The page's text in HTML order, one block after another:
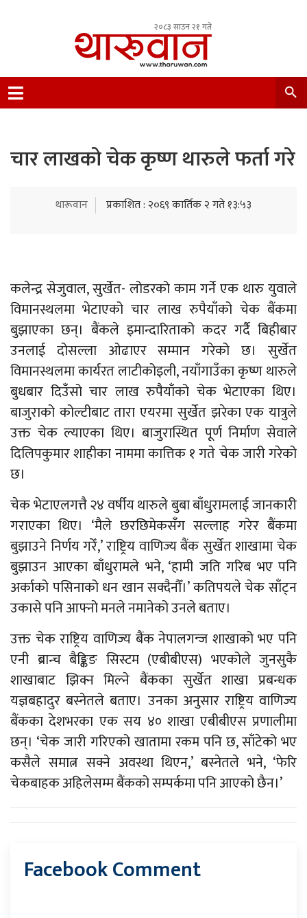
२०८३ साउन २१ गते
Nepal.
चार लाखको चेक कृष्ण थारुले फर्ता गरे
थारूवान प्रकाशित : २०६९ कार्तिक २ गते १३:५३
कलेन्द्र सेजुवाल, सुर्खेत- लोडरको काम गर्ने एक थारु युवाले
विमानस्थलमा भेटाएको चार लाख रुपैयाँको चेक बैंकमा
बुझाएका छन्। बैंकले इमान्दारिताको कदर गर्दै बिहीबार
उनलाई दोसल्ला ओढाएर सम्मान गरेको छ। सुर्खेत
विमानस्थलमा कार्यरत लाटीकोइली, नयाँगाउँका कृष्ण थारुले
बुधबार दिउँसो चार लाख रुपैयाँको चेक भेटाएका थिए।
बाजुराको कोल्टीबाट तारा एयरमा सुर्खेत झरेका एक यात्रुले
उक्त चेक ल्याएका थिए। बाजुरास्थित पूर्ण निर्माण सेवाले
दिलिपकुमार शाहीका नाममा कात्तिक १ गते चेक जारी गरेको
छ।
चेक भेटाएलगत्तै २४ वर्षीय थारुले बुबा बाँधुरामलाई जानकारी
गराएका थिए। ‘मैले छरछिमेकसँग सल्लाह गरेर बैंकमा
बुझाउने निर्णय गरेँ,’ राष्ट्रिय वाणिज्य बैंक सुर्खेत शाखामा चेक
बुझाउन आएका बाँधुरामले भने, ‘हामी जति गरिब भए पनि
अर्काको पसिनाको धन खान सक्दैनौँ।’ कतिपयले चेक साँट्न
उकासे पनि आफ्नो मनले नमानेको उनले बताए।
उक्त चेक राष्ट्रिय वाणिज्य बैंक नेपालगन्ज शाखाको भए पनि
एनी ब्रान्च बैङ्किङ सिस्टम (एबीबीएस) भएकोले जुनसुकै
शाखाबाट झिक्न मिल्ने बैंकका सुर्खेत शाखा प्रबन्धक
यज्ञबहादुर बस्नेतले बताए। उनका अनुसार राष्ट्रिय वाणिज्य
बैंकका देशभरका एक सय ४० शाखा एबीबीएस प्रणालीमा
छन्। ‘चेक जारी गरिएको खातामा रकम पनि छ, साँटेको भए
कसैले समात्न सक्ने अवस्था थिएन,’ बस्नेतले भने, ‘फेरि
चेकबाहक अहिलेसम्म बैंकको सम्पर्कमा पनि आएको छैन।’
Facebook Comment